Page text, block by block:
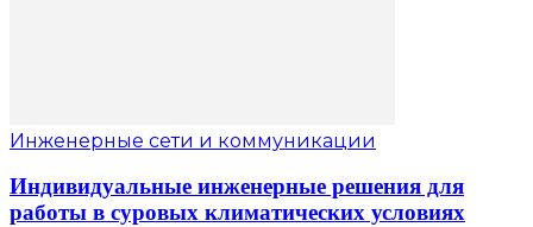
Инженерные сети и коммуникации
Индивидуальные инженерные решения для
работы в суровых климатических условиях